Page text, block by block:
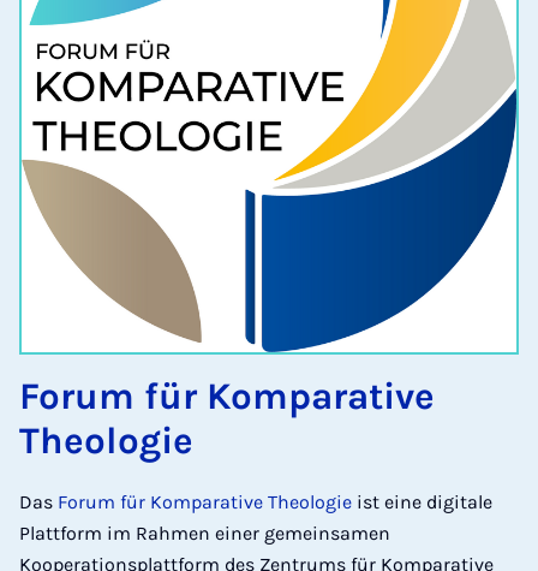
Forum für Komparative
Theologie
Das Forum für Komparative Theologie ist eine digitale
Plattform im Rahmen einer gemeinsamen
Kooperationsplattform des Zentrums für Komparative